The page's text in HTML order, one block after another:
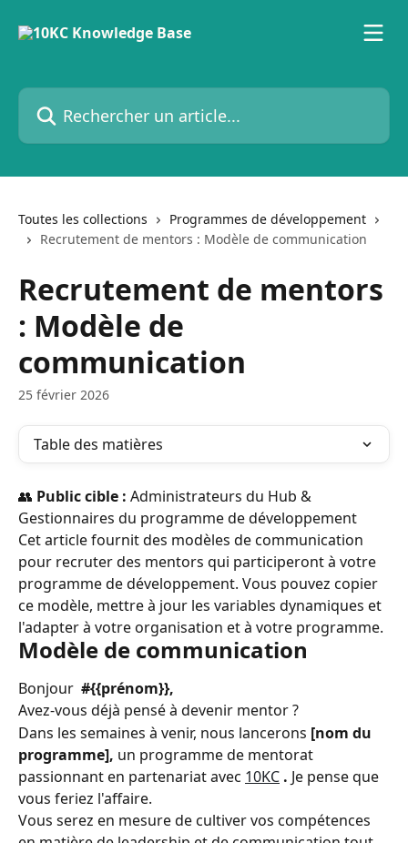
Rechercher un article...
Toutes les collections
Programmes de développement
Recrutement de mentors : Modèle de communication
Recrutement de mentors
: Modèle de
communication
25 février 2026
Table des matières
👥 Public cible : Administrateurs du Hub &
Gestionnaires du programme de développement
Cet article fournit des modèles de communication
pour recruter des mentors qui participeront à votre
programme de développement. Vous pouvez copier
ce modèle, mettre à jour les variables dynamiques et
l'adapter à votre organisation et à votre programme.
Modèle de communication
Bonjour #{{prénom}},
Avez-vous déjà pensé à devenir mentor ?
Dans les semaines à venir, nous lancerons [nom du
programme], un programme de mentorat
passionnant en partenariat avec 10KC . Je pense que
vous feriez l'affaire.
Vous serez en mesure de cultiver vos compétences